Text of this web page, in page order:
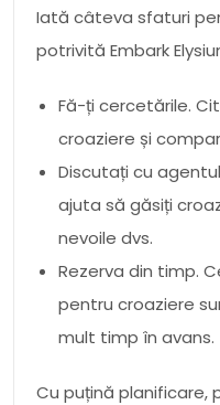
Iată câteva sfaturi
potrivită Embark
Fă-ți cercetările.
croaziere și
Discutați cu
ajuta să găsiți
nevoile dvs.
Rezerva din timp.
pentru croaziere
mult timp în avans.
Cu puțină planificare,